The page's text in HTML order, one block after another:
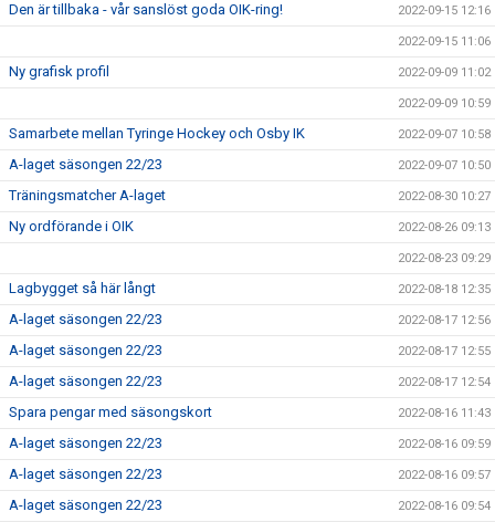
Den är tillbaka - vår sanslöst goda OIK-ring! 2022-09-15 12:16
2022-09-15 11:06
Ny grafisk profil 2022-09-09 11:02
2022-09-09 10:59
Samarbete mellan Tyringe Hockey och Osby IK 2022-09-07 10:58
A-laget säsongen 22/23 2022-09-07 10:50
Träningsmatcher A-laget 2022-08-30 10:27
Ny ordförande i OIK 2022-08-26 09:13
2022-08-23 09:29
Lagbygget så här långt 2022-08-18 12:35
A-laget säsongen 22/23 2022-08-17 12:56
A-laget säsongen 22/23 2022-08-17 12:55
A-laget säsongen 22/23 2022-08-17 12:54
Spara pengar med säsongskort 2022-08-16 11:43
A-laget säsongen 22/23 2022-08-16 09:59
A-laget säsongen 22/23 2022-08-16 09:57
A-laget säsongen 22/23 2022-08-16 09:54